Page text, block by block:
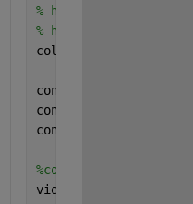
% hx5.FaceColor =
% hx5.EdgeColor =
colorbar;
view(3)